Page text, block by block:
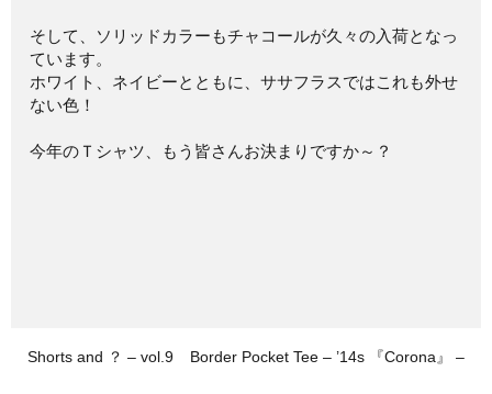
そして、ソリッドカラーもチャコールが久々の入荷となっ
ています。
ホワイト、ネイビーとともに、ササフラスではこれも外せ
ない色！
今年のＴシャツ、もう皆さんお決まりですか～？
Shorts and ？ – vol.9 Border Pocket Tee – ’14s 『Corona』 –